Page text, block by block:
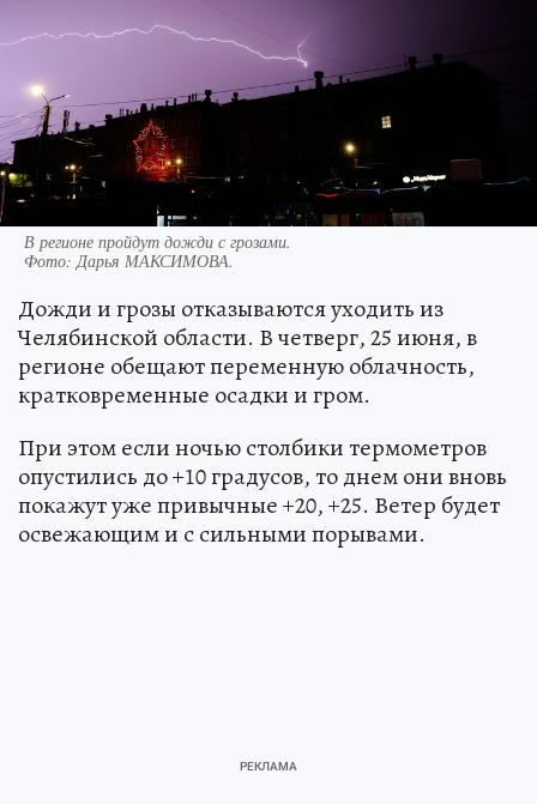
В регионе пройдут дожди с грозами.
Фото: Дарья МАКСИМОВА.
Дожди и грозы отказываются уходить из
Челябинской области. В четверг, 25 июня, в
регионе обещают переменную облачность,
кратковременные осадки и гром.
При этом если ночью столбики термометров
опустились до +10 градусов, то днем они вновь
покажут уже привычные +20, +25. Ветер будет
освежающим и с сильными порывами.